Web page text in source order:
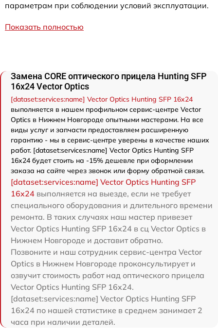
параметрам при соблюдении условий эксплуатации.
Показать полностью
Замена CORE оптического прицела Hunting SFP
16x24 Vector Optics
[dataset:services:name] Vector Optics Hunting SFP 16x24
выполняется в нашем профильном сервис-центре Vector
Optics в Нижнем Новгороде опытными мастерами. На все
виды услуг и запчасти предоставляем расширенную
гарантию - мы в сервис-центре уверены в качестве наших
работ. [dataset:services:name] Vector Optics Hunting SFP
16x24 будет стоить на -15% дешевле при оформлении
заказа на сайте через звонок или форму обратной связи.
[dataset:services:name] Vector Optics Hunting SFP
16x24 выполняется на выезде, если не требует
специального оборудования и длительного времени
ремонта. В таких случаях наш мастер привезет
Vector Optics Hunting SFP 16x24 в сц Vector Optics в
Нижнем Новгороде и доставит обратно.
Позвоните и наш сотрудник сервис-центра Vector
Optics в Нижнем Новгороде проконсультирует и
озвучит стоимость работ над оптического прицела
Vector Optics Hunting SFP 16x24.
[dataset:services:name] Vector Optics Hunting SFP
16x24 по нашей статистике в среднем занимает 2
часа при наличии деталей.